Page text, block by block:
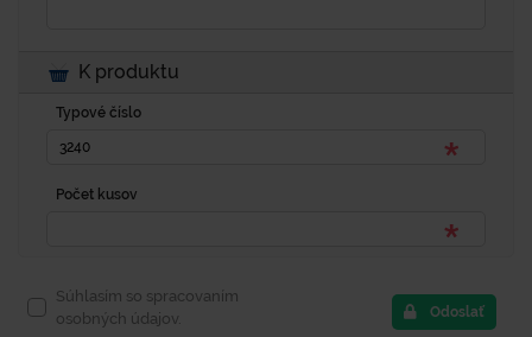
K produktu
Typové číslo
Počet kusov
Súhlasím so spracovaním
osobných údajov.
Odoslať